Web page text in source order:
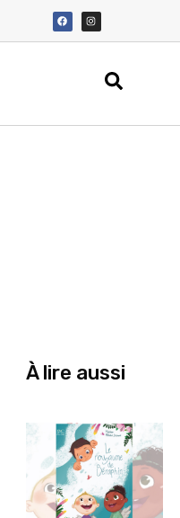
À lire aussi